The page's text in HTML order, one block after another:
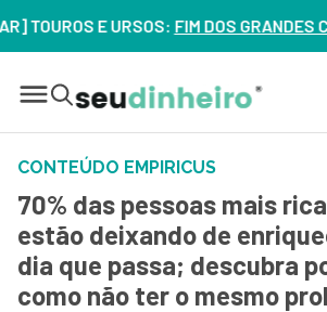
E URSOS:FIM DOS GRANDES
CONTEÚDO EMPIRICUS
70% das pessoas mais
estão deixando de
dia que passa; descubra
como não ter o mesmo